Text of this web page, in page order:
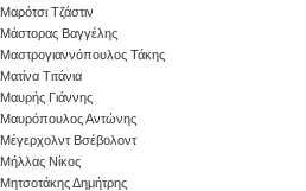
Μαρότσι Τζάστιν
Μάστορας Βαγγέλης
Μαστρογιαννόπουλος Τάκης
Ματίνα Tιτάνια
Μαυρής Γιάννης
Μαυρόπουλος Αντώνης
Μέγερχολντ Βσέβολοντ
Μήλλας Νίκος
Μητσοτάκης Δημήτρης